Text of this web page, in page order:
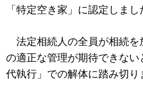
「特定空き家」に認定しまし
法定相続人の全員が相続を
の適正な管理が期待できな
代執行」での解体に踏み切り